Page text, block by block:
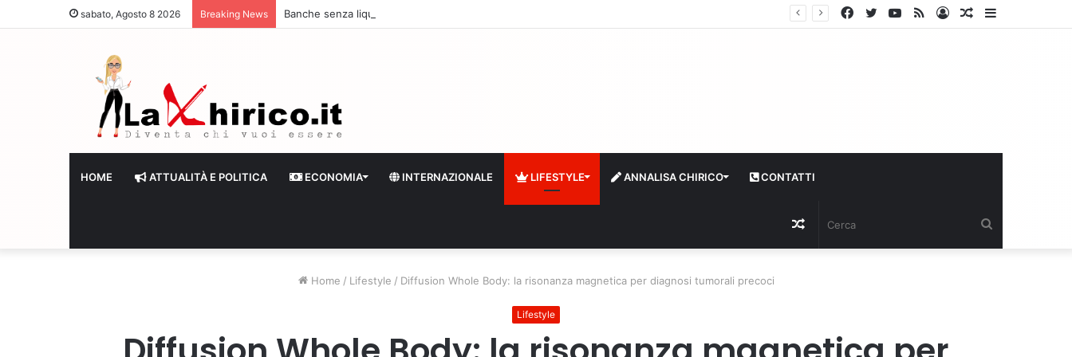
sabato, Agosto 8 2026 Breaking News Banche senza liquidità e riserve Fmi inutilizzabili: la crisi dell’economia russa
Articolo
Log
RSS
YouTube
Twitter
Facebook
HOME ATTUALITÀ E POLITICA ECONOMIA INTERNAZIONALE LIFESTYLE ANNALISA CHIRICO CONTATTI
Articolo
Home / Lifestyle / Diffusion Whole Body: la risonanza magnetica per diagnosi tumorali precoci
Lifestyle